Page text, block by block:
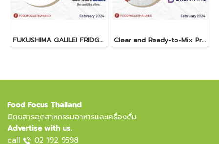
FUKUSHIMA GALILEI FRIDGE GLASS DOOR FREEZER Clear and Ready-to-Mix Protein Shakes
Food Focus Thailand
นิตยสารอุตสาหกรรมอาหารและเครื่องดื่ม
Advertise with us.
call
02 192 9598